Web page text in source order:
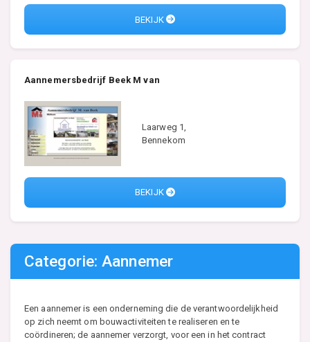
BEKIJK
Aannemersbedrijf Beek M van
Laarweg 1,
Bennekom
BEKIJK
Categorie: Aannemer
Een aannemer is een onderneming die de verantwoordelijkheid
op zich neemt om bouwactiviteiten te realiseren en te
coördineren; de aannemer verzorgt, voor een in het contract